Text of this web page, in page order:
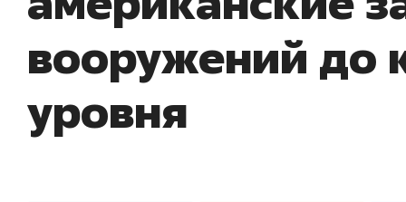
вооружений до
уровня